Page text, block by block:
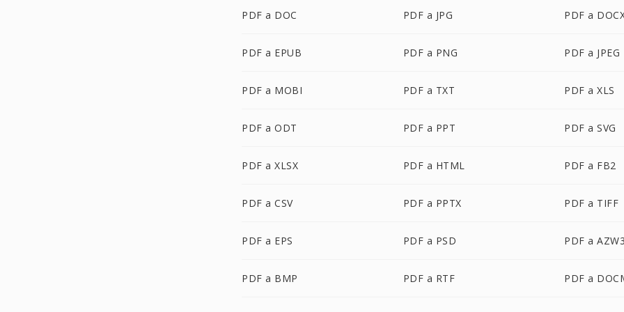
PDF a DOC PDF a JPG PDF a
PDF a EPUB PDF a PNG PDF a JPEG
PDF a MOBI PDF a TXT PDF a XLS
PDF a ODT PDF a PPT PDF a SVG
PDF a XLSX PDF a HTML PDF a FB2
PDF a CSV PDF a PPTX PDF a TIFF
PDF a EPS PDF a PSD PDF a AZW3
PDF a BMP PDF a RTF PDF a